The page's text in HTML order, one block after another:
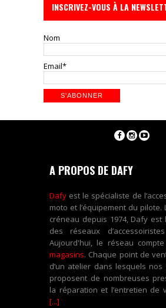
INSCRIVEZ-VOUS À LA
Nom
Email*
A PROPOS DE DAFY
Dafy est le spécialiste de
moto et l’équipement du pilote.
créneau depuis 1974, Dafy est
des réseaux
Aujourd'hui, le réseau
magasins. Chaque point de
d’un atelier dans lesquels
proposent de nombreuses
la réparation et l’entretien de
[...]